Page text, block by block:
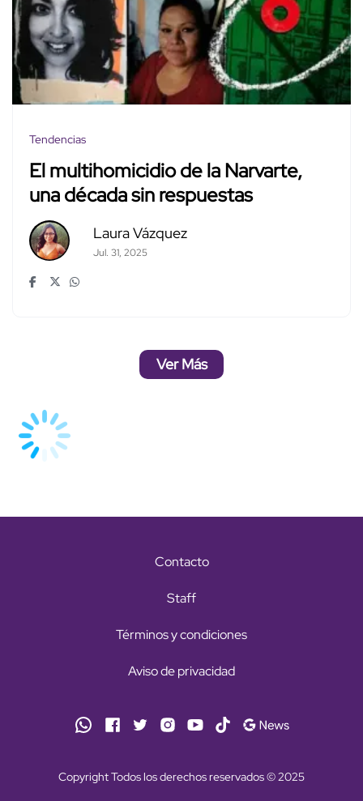
Tendencias
El multihomicidio de la Narvarte,
una década sin respuestas
Laura Vázquez
Jul. 31, 2025
Ver Más
Contacto
Staff
Términos y condiciones
Aviso de privacidad
Copyright Todos los derechos reservados © 2025